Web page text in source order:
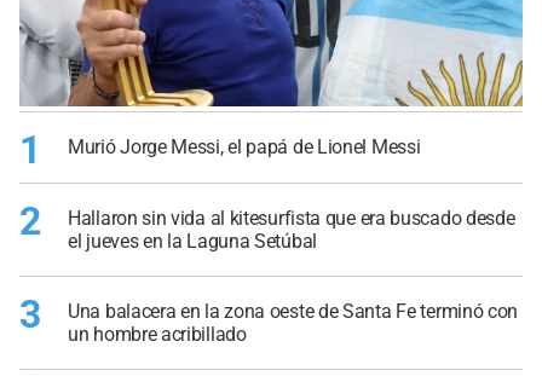
1 Murió Jorge Messi, el papá de Lionel Messi
2
Hallaron sin vida al kitesurfista que era buscado desde
el jueves en la Laguna Setúbal
3
Una balacera en la zona oeste de Santa Fe terminó con
un hombre acribillado